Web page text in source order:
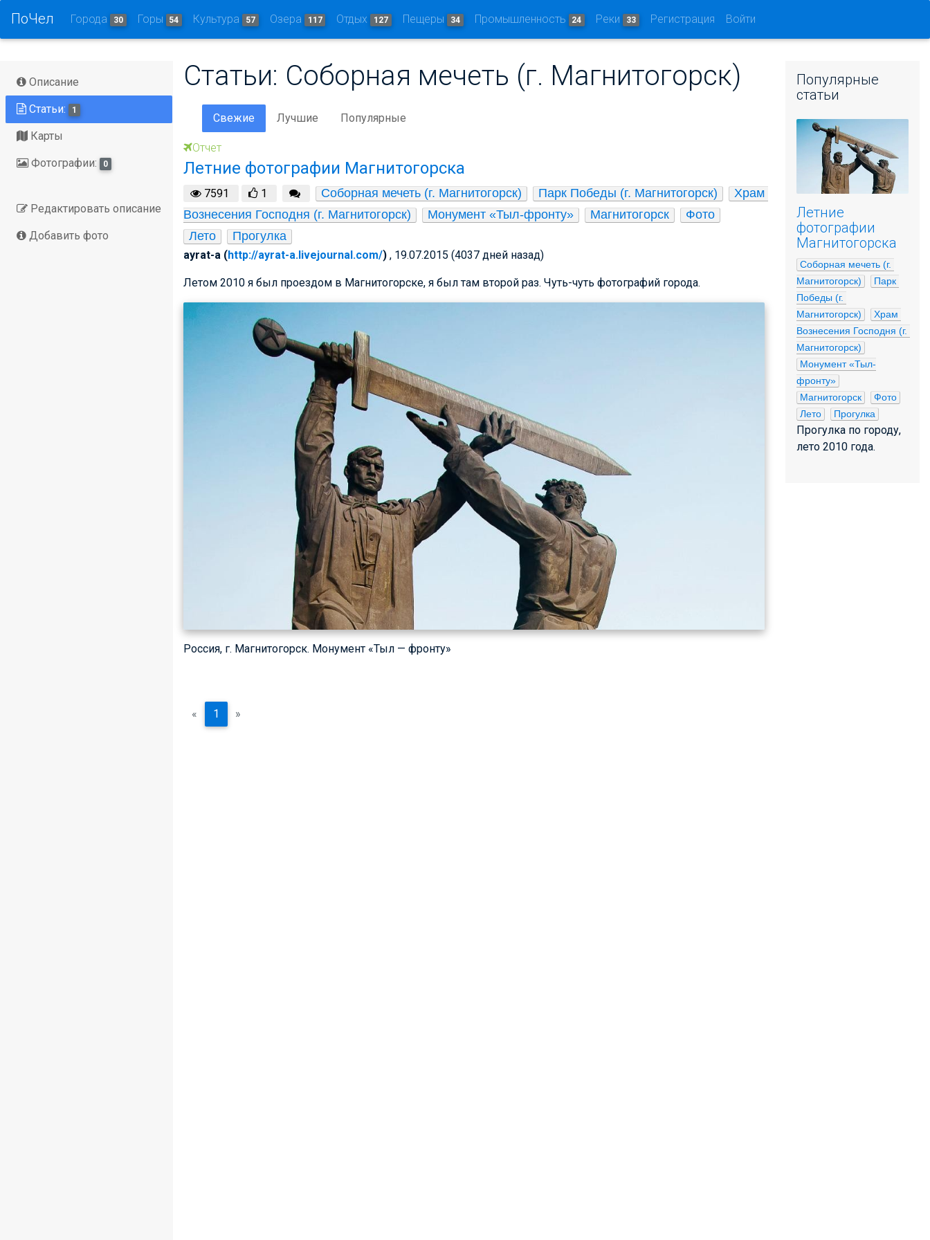
ПоЧел Города 30 Горы 54 Культура 57 Озера 117 Отдых 127 Пещеры 34 Промышленность 24 Реки 33 Регистрация Войти
Описание
Статьи: 1
Карты
Фотографии: 0
Редактировать описание
Добавить фото
Статьи: Соборная мечеть (г. Магнитогорск)
Свежие Лучшие Популярные
Отчет
Летние фотографии Магнитогорска
7591 1 Соборная мечеть (г. Магнитогорск) Парк Победы (г. Магнитогорск)
Храм
Вознесения Господня (г. Магнитогорск)
Монумент «Тыл-фронту» Магнитогорск
Фото
Лето
Прогулка
ayrat-a (http://ayrat-a.livejournal.com/) , 19.07.2015 (4037 дней назад)
Летом 2010 я был проездом в Магнитогорске, я был там второй раз. Чуть-чуть фотографий города.
Россия, г. Магнитогорск. Монумент «Тыл — фронту»
« 1 »
Популярные
статьи
Летние
фотографии
Магнитогорска
Соборная мечеть (г.
Магнитогорск)
Парк
Победы (г.
Магнитогорск)
Храм
Вознесения Господня (г.
Магнитогорск)
Монумент «Тыл-
фронту»
Магнитогорск
Фото
Лето
Прогулка
Прогулка по городу,
лето 2010 года.